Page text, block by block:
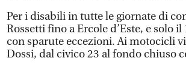
Per i disabili in tutte le giornate di
Rossetti fino a Ercole d’Este, e solo
con sparute eccezioni. Ai motocicli
Dossi, dal civico 23 al fondo chiuso